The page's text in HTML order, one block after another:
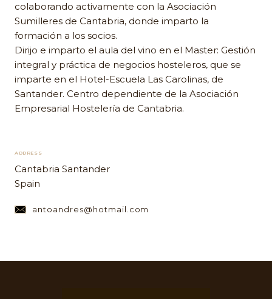
colaborando activamente con la Asociación
Sumilleres de Cantabria, donde imparto la
formación a los socios.
Dirijo e imparto el aula del vino en el Master: Gestión
integral y práctica de negocios hosteleros, que se
imparte en el Hotel-Escuela Las Carolinas, de
Santander. Centro dependiente de la Asociación
Empresarial Hostelería de Cantabria.
ADDRESS
Cantabria Santander
Spain
antoandres@hotmail.com